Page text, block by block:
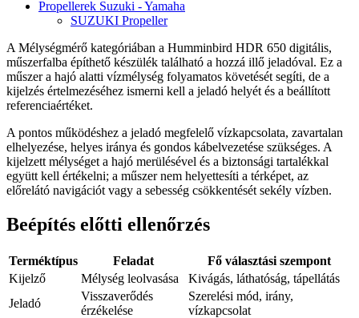
Propellerek Suzuki - Yamaha
SUZUKI Propeller
A Mélységmérő kategóriában a Humminbird HDR 650 digitális,
műszerfalba építhető készülék található a hozzá illő jeladóval. Ez a
műszer a hajó alatti vízmélység folyamatos követését segíti, de a
kijelzés értelmezéséhez ismerni kell a jeladó helyét és a beállított
referenciaértéket.
A pontos működéshez a jeladó megfelelő vízkapcsolata, zavartalan
elhelyezése, helyes iránya és gondos kábelvezetése szükséges. A
kijelzett mélységet a hajó merülésével és a biztonsági tartalékkal
együtt kell értékelni; a műszer nem helyettesíti a térképet, az
előrelátó navigációt vagy a sebesség csökkentését sekély vízben.
Beépítés előtti ellenőrzés
Terméktípus Feladat
Fő választási szempont
Kijelző
Mélység leolvasása
Kivágás, láthatóság, tápellátás
Jeladó
Visszaverődés
érzékelése
Szerelési mód, irány,
vízkapcsolat